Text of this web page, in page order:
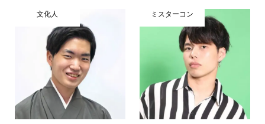
文化人 ミスターコン